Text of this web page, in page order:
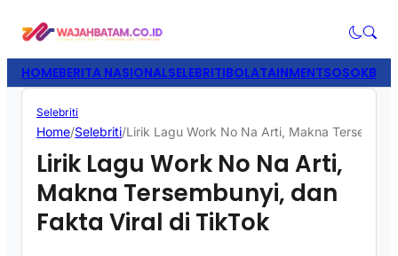
HOMEBERITA NASIONALSELEBRITIBOLATAINMENTSOSOK
Selebriti
Home/Selebriti/Lirik Lagu Work No Na Arti, Makna
Lirik Lagu Work No Na Arti,
Makna Tersembunyi, dan
Fakta Viral di TikTok